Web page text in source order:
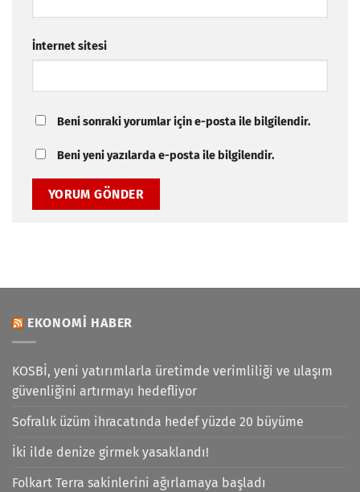
İnternet sitesi
Beni sonraki yorumlar için e-posta ile bilgilendir.
Beni yeni yazılarda e-posta ile bilgilendir.
EKONOMI HABER
KOSBİ, yeni yatırımlarla üretimde verimliliği ve ulaşım
güvenliğini artırmayı hedefliyor
Sofralık üzüm ihracatında hedef yüzde 20 büyüme
İki ilde denize girmek yasaklandı!
Folkart Terra sakinlerini ağırlamaya başladı